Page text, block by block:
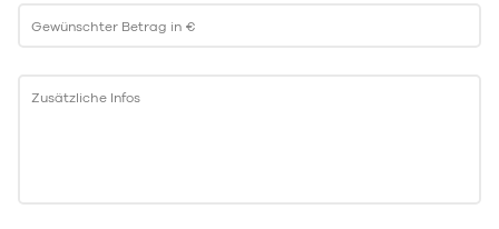
Gewünschter Betrag in €
Zusätzliche Infos